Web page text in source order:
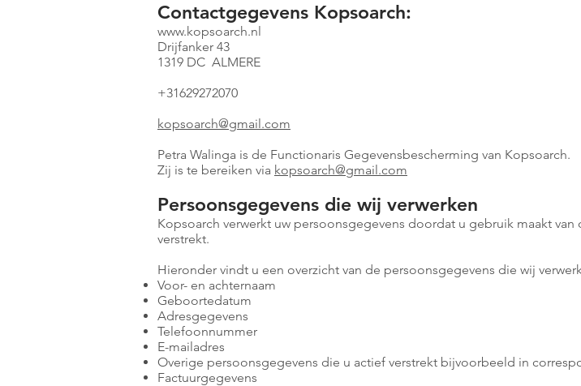
Contactgegevens Kopsoarch:
www.kopsoarch.nl
Drijfanker 43
1319 DC ALMERE
+31629272070
kopsoarch@gmail.com
Petra Walinga is de Functionaris Gegevensbescherming van Kopsoarch.
Zij is te bereiken via kopsoarch@gmail.com
Persoonsgegevens die wij verwerken
Kopsoarch verwerkt uw persoonsgegevens doordat u gebruik maakt
verstrekt.
Hieronder vindt u een overzicht van de persoonsgegevens die wij
Voor- en achternaam
Geboortedatum
Adresgegevens
Telefoonnummer
E-mailadres
Overige persoonsgegevens die u actief verstrekt bijvoorbeeld in
Factuurgegevens